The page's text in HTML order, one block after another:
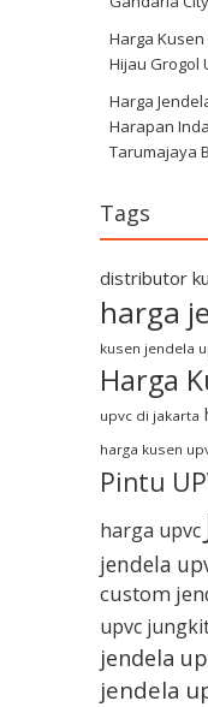
Harga Kusen
Hijau Grogol
Harga
Harapan
Tarumajaya
Tags
distributor
harga
kusen jendela
Harga
upvc di jakarta
harga kusen
Pintu
harga upvc
jendela
custom
upvc
jendela
jendela